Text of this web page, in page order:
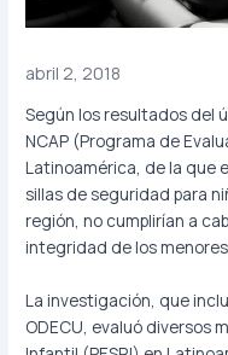
abril 2, 2018
Según los resultados del
NCAP (Programa de
Latinoamérica, de la que
sillas de seguridad para
región, no cumplirían a
integridad de los
La investigación, que
ODECU, evaluó diversos